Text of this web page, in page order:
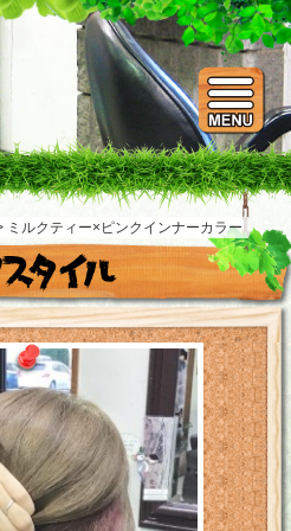
ミルクティー×ピンクインナーカラー